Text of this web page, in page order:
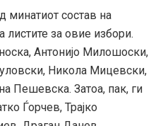
минатиот состав на
за овие избори.
Антонијо Милошоски,
Никола Мицевски,
Пешевска. Затоа, пак, ги
Ѓорчев, Трајко